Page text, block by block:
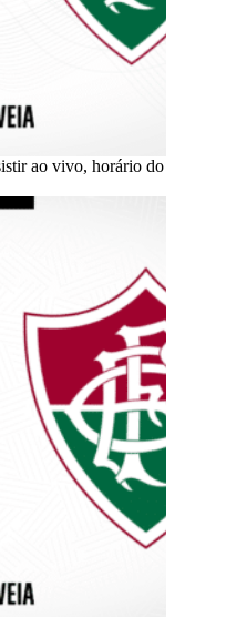
ao vivo, horário do